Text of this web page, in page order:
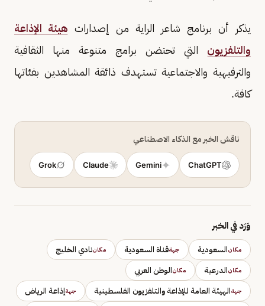
يذكر أن برنامج شاعر الراية من إصدارات هيئة الإذاعة
والتلفزيون التي تحتضن برامج متنوعة منها الثقافية
والترفيهية والاجتماعية تستهدف ذائقة المشاهدين بفئاتها
كافة.
ناقش الخبر مع الذكاء الاصطناعي
ChatGPT
Gemini
Claude
Grok
وَرَد في الخبر
مكانالسعودية جهةقناة السعودية مكاننادي الخليج
مكانالدرعية مكانالوطن العربي
جهةالهيئة العامة للإذاعة والتلفزيون الفلسطينية جهةإذاعة الرياض